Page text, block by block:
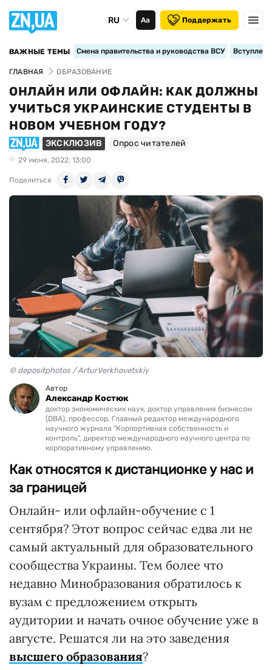
RU Аа Поддержать
ВАЖНЫЕ ТЕМЫ Смена правительства и руководства ВСУ
ГЛАВНАЯ ОБРАЗОВАНИЕ
ОНЛАЙН ИЛИ ОФЛАЙН: КАК ДОЛЖНЫ
УЧИТЬСЯ УКРАИНСКИЕ СТУДЕНТЫ В
НОВОМ УЧЕБНОМ ГОДУ?
ЭКСКЛЮЗИВ Опрос читателей
29 июня, 2022, 13:00
Поделиться
© depositphotos / ArturVerkhovetskiy
Автор
Александр Костюк
доктор экономических наук, доктор управления бизнесом
(DBA), профессор, Главный редактор международного
научного журнала "Корпортивная собственность и
контроль", директор международного научного центра по
корпоративному управлению.
Как относятся к дистанционке у нас и
за границей
Онлайн- или офлайн-обучение с 1
сентября? Этот вопрос сейчас едва ли не
самый актуальный для образовательного
сообщества Украины. Тем более что
недавно Минобразования обратилось к
вузам с предложением открыть
аудитории и начать очное обучение уже в
августе. Решатся ли на это заведения
высшего образования?